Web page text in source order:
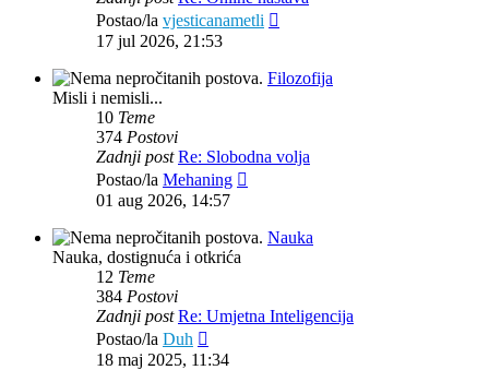
Postao/la vjesticanametli
17 jul 2026, 21:53
Filozofija
Misli i nemisli...
10 Teme
374 Postovi
Zadnji post Re: Slobodna volja
Postao/la Mehaning
01 aug 2026, 14:57
Nauka
Nauka, dostignuća i otkrića
12 Teme
384 Postovi
Zadnji post Re: Umjetna Inteligencija
Postao/la Duh
post
18 maj 2025, 11:34